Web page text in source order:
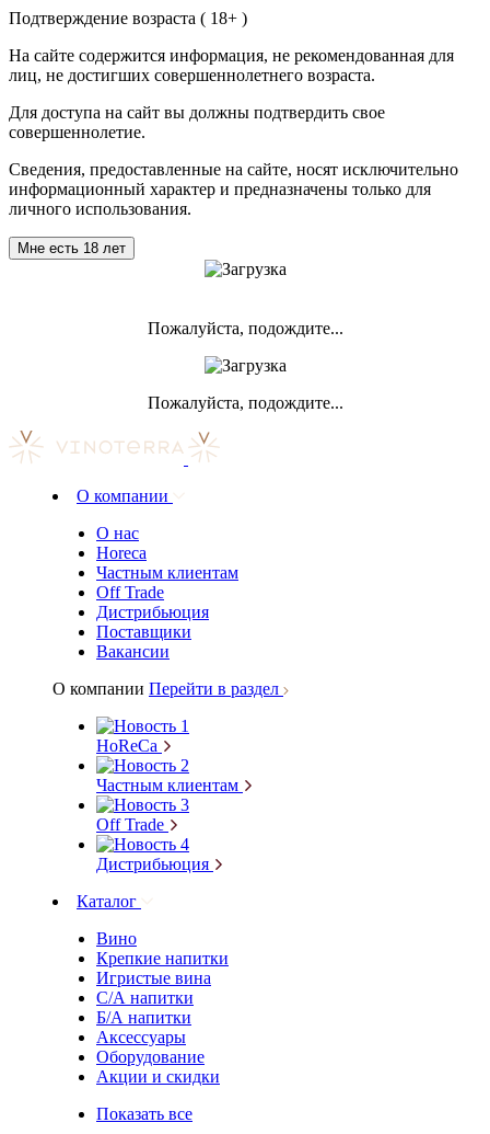
Подтверждение возраста ( 18+ )
На сайте содержится информация, не рекомендованная для
лиц, не достигших совершеннолетнего возраста.
Для доступа на сайт вы должны подтвердить свое
совершеннолетие.
Сведения, предоставленные на сайте, носят исключительно
информационный характер и предназначены только для
личного использования.
Мне есть 18 лет
Пожалуйста, подождите...
Пожалуйста, подождите...
О компании
О нас
Horeca
Частным клиентам
Off Trade
Дистрибьюция
Поставщики
Вакансии
О компании Перейти в раздел
HoReCa
Частным клиентам
Off Trade
Дистрибьюция
Каталог
Вино
Крепкие напитки
Игристые вина
С/А напитки
Б/А напитки
Аксессуары
Оборудование
Акции и скидки
Показать все